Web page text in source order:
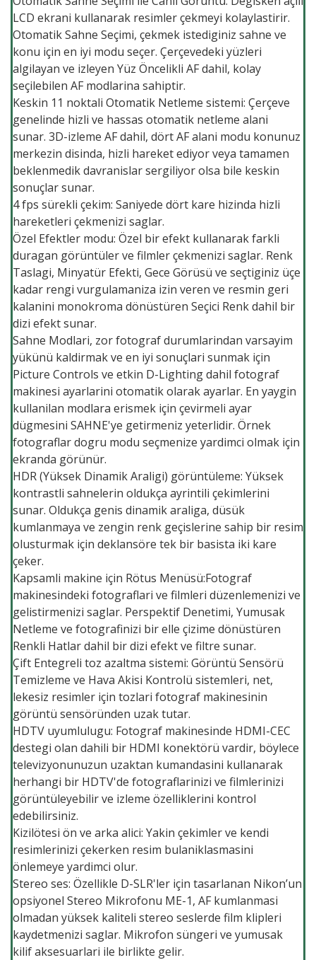
LCD ekrani kullanarak resimler çekmeyi kolaylastirir.
Otomatik Sahne Seçimi, çekmek istediginiz sahne ve
konu için en iyi modu seçer. Çerçevedeki yüzleri
algilayan ve izleyen Yüz Öncelikli AF dahil, kolay
seçilebilen AF modlarina sahiptir.
Keskin 11 noktali Otomatik Netleme sistemi: Çerçeve
genelinde hizli ve hassas otomatik netleme alani
sunar. 3D-izleme AF dahil, dört AF alani modu konunuz
merkezin disinda, hizli hareket ediyor veya tamamen
beklenmedik davranislar sergiliyor olsa bile keskin
sonuçlar sunar.
4 fps sürekli çekim: Saniyede dört kare hizinda hizli
hareketleri çekmenizi saglar.
Özel Efektler modu: Özel bir efekt kullanarak farkli
duragan görüntüler ve filmler çekmenizi saglar. Renk
Taslagi, Minyatür Efekti, Gece Görüsü ve seçtiginiz üçe
kadar rengi vurgulamaniza izin veren ve resmin geri
kalanini monokroma dönüstüren Seçici Renk dahil bir
dizi efekt sunar.
Sahne Modlari, zor fotograf durumlarindan varsayim
yükünü kaldirmak ve en iyi sonuçlari sunmak için
Picture Controls ve etkin D-Lighting dahil fotograf
makinesi ayarlarini otomatik olarak ayarlar. En yaygin
kullanilan modlara erismek için çevirmeli ayar
dügmesini SAHNE'ye getirmeniz yeterlidir. Örnek
fotograflar dogru modu seçmenize yardimci olmak için
ekranda görünür.
HDR (Yüksek Dinamik Araligi) görüntüleme: Yüksek
kontrastli sahnelerin oldukça ayrintili çekimlerini
sunar. Oldukça genis dinamik araliga, düsük
kumlanmaya ve zengin renk geçislerine sahip bir resim
olusturmak için deklansöre tek bir basista iki kare
çeker.
Kapsamli makine için Rötus Menüsü:Fotograf
makinesindeki fotograflari ve filmleri düzenlemenizi ve
gelistirmenizi saglar. Perspektif Denetimi, Yumusak
Netleme ve fotografinizi bir elle çizime dönüstüren
Renkli Hatlar dahil bir dizi efekt ve filtre sunar.
Çift Entegreli toz azaltma sistemi: Görüntü Sensörü
Temizleme ve Hava Akisi Kontrolü sistemleri, net,
lekesiz resimler için tozlari fotograf makinesinin
görüntü sensöründen uzak tutar.
HDTV uyumlulugu: Fotograf makinesinde HDMI-CEC
destegi olan dahili bir HDMI konektörü vardir, böylece
televizyonunuzun uzaktan kumandasini kullanarak
herhangi bir HDTV'de fotograflarinizi ve filmlerinizi
görüntüleyebilir ve izleme özelliklerini kontrol
edebilirsiniz.
Kizilötesi ön ve arka alici: Yakin çekimler ve kendi
resimlerinizi çekerken resim bulaniklasmasini
önlemeye yardimci olur.
Stereo ses: Özellikle D-SLR'ler için tasarlanan Nikon’un
opsiyonel Stereo Mikrofonu ME-1, AF kumlanmasi
olmadan yüksek kaliteli stereo seslerde film klipleri
kaydetmenizi saglar. Mikrofon süngeri ve yumusak
kilif aksesuarlari ile birlikte gelir.